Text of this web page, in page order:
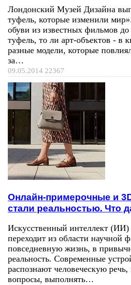
Лондонский Музей Дизайна
туфель, которые изменили
обуви из известных фильмов
туфель, то ли арт-объектов - в
разные модели, которые
за…
09.05.2014 22367
Онлайн-примерочные и
стали реальностью. Что
Искусственный интеллект (ИИ)
переходит из области научной
повседневную жизнь, в
реальность. Современные
распознают человеческую речь,
вопросы, выполнять…